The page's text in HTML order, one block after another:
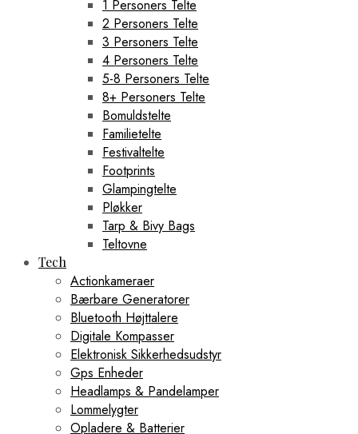
1 Personers Telte
2 Personers Telte
3 Personers Telte
4 Personers Telte
5-8 Personers Telte
8+ Personers Telte
Bomuldstelte
Familietelte
Festivaltelte
Footprints
Glampingtelte
Pløkker
Tarp & Bivy Bags
Teltovne
Tech
Actionkameraer
Bærbare Generatorer
Bluetooth Højttalere
Digitale Kompasser
Elektronisk Sikkerhedsudstyr
Gps Enheder
Headlamps & Pandelamper
Lommelygter
Opladere & Batterier